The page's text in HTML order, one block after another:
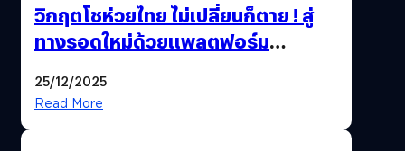
วิกฤตโชห่วยไทย ไม่เปลี่ยนก็ตาย ! สู่
ทางรอดใหม่ด้วยแพลตฟอร์ม
25/12/2025
Read More